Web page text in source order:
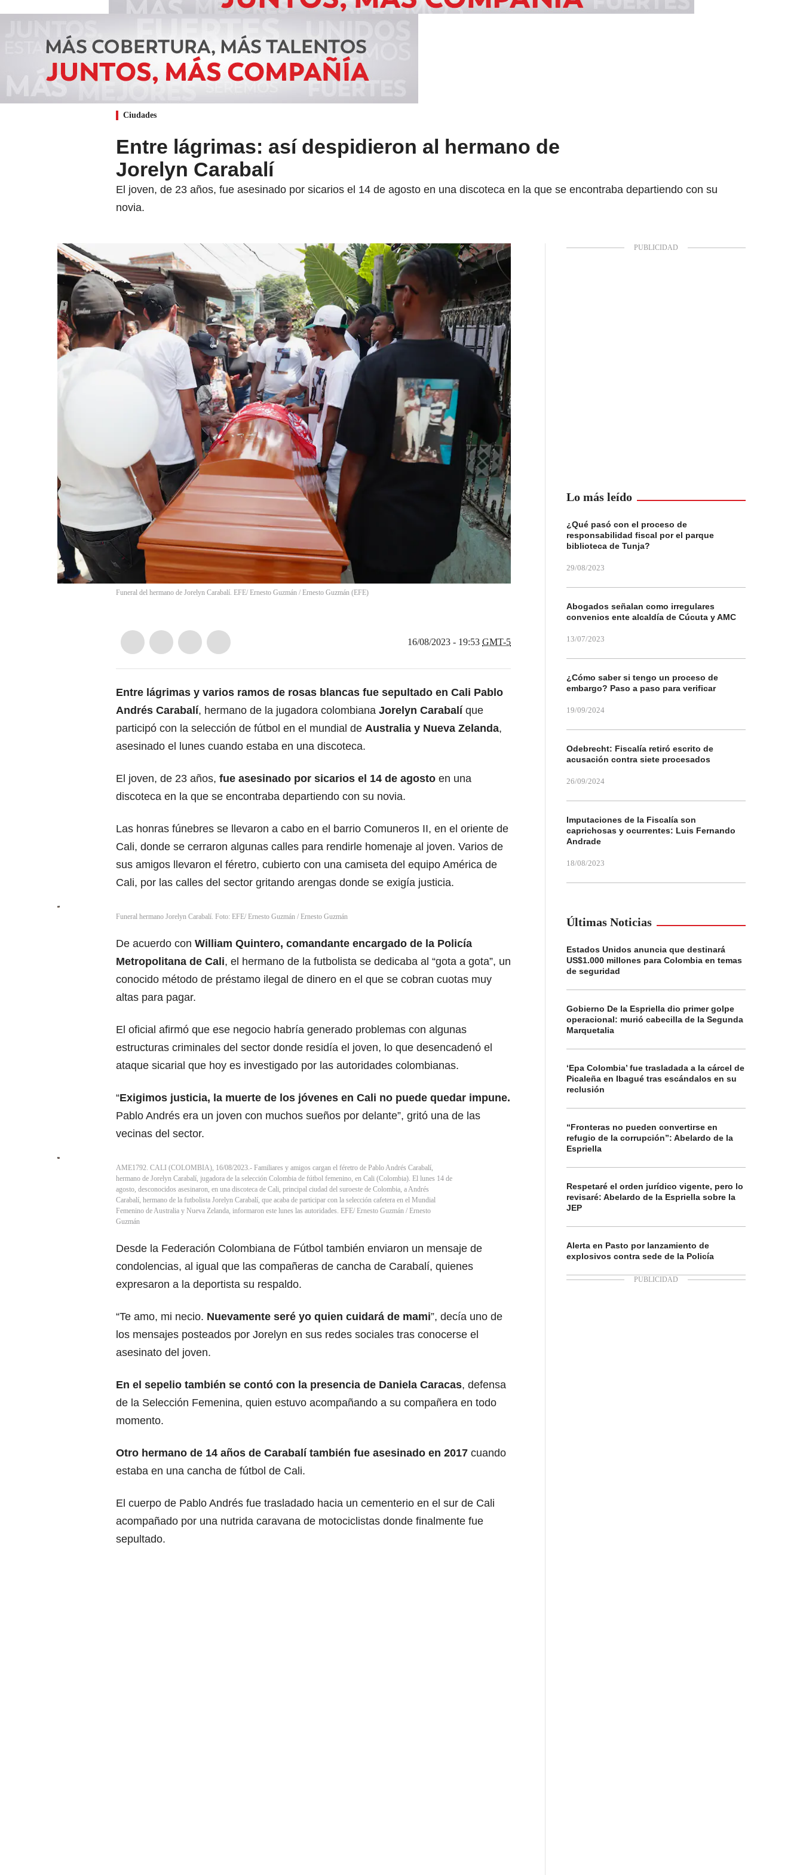
Ciudades
Entre lágrimas: así despidieron al hermano de
Jorelyn Carabalí
El joven, de 23 años, fue asesinado por sicarios el 14 de agosto en una discoteca en la que se encontraba departiendo con su
novia.
Funeral del hermano de Jorelyn Carabalí. EFE/ Ernesto Guzmán / Ernesto Guzmán (EFE)
16/08/2023 - 19:53 GMT-5
Entre lágrimas y varios ramos de rosas blancas fue sepultado en Cali Pablo
Andrés Carabalí, hermano de la jugadora colombiana Jorelyn Carabalí que
participó con la selección de fútbol en el mundial de Australia y Nueva Zelanda,
asesinado el lunes cuando estaba en una discoteca.
El joven, de 23 años, fue asesinado por sicarios el 14 de agosto en una
discoteca en la que se encontraba departiendo con su novia.
Las honras fúnebres se llevaron a cabo en el barrio Comuneros II, en el oriente de
Cali, donde se cerraron algunas calles para rendirle homenaje al joven. Varios de
sus amigos llevaron el féretro, cubierto con una camiseta del equipo América de
Cali, por las calles del sector gritando arengas donde se exigía justicia.
Funeral hermano Jorelyn Carabalí. Foto: EFE/ Ernesto Guzmán / Ernesto Guzmán
De acuerdo con William Quintero, comandante encargado de la Policía
Metropolitana de Cali, el hermano de la futbolista se dedicaba al “gota a gota”, un
conocido método de préstamo ilegal de dinero en el que se cobran cuotas muy
altas para pagar.
El oficial afirmó que ese negocio habría generado problemas con algunas
estructuras criminales del sector donde residía el joven, lo que desencadenó el
ataque sicarial que hoy es investigado por las autoridades colombianas.
“Exigimos justicia, la muerte de los jóvenes en Cali no puede quedar impune.
Pablo Andrés era un joven con muchos sueños por delante”, gritó una de las
vecinas del sector.
AME1792. CALI (COLOMBIA), 16/08/2023.- Familiares y amigos cargan el féretro de Pablo Andrés Carabalí,
hermano de Jorelyn Carabalí, jugadora de la selección Colombia de fútbol femenino, en Cali (Colombia). El lunes 14 de
agosto, desconocidos asesinaron, en una discoteca de Cali, principal ciudad del suroeste de Colombia, a Andrés
Carabalí, hermano de la futbolista Jorelyn Carabalí, que acaba de participar con la selección cafetera en el Mundial
Femenino de Australia y Nueva Zelanda, informaron este lunes las autoridades. EFE/ Ernesto Guzmán / Ernesto
Guzmán
Desde la Federación Colombiana de Fútbol también enviaron un mensaje de
condolencias, al igual que las compañeras de cancha de Carabalí, quienes
expresaron a la deportista su respaldo.
“Te amo, mi necio. Nuevamente seré yo quien cuidará de mami”, decía uno de
los mensajes posteados por Jorelyn en sus redes sociales tras conocerse el
asesinato del joven.
En el sepelio también se contó con la presencia de Daniela Caracas, defensa
de la Selección Femenina, quien estuvo acompañando a su compañera en todo
momento.
Otro hermano de 14 años de Carabalí también fue asesinado en 2017 cuando
estaba en una cancha de fútbol de Cali.
El cuerpo de Pablo Andrés fue trasladado hacia un cementerio en el sur de Cali
acompañado por una nutrida caravana de motociclistas donde finalmente fue
sepultado.
Lo más leído
¿Qué pasó con el proceso de
responsabilidad fiscal por el parque
biblioteca de Tunja?
29/08/2023
Abogados señalan como irregulares
convenios ente alcaldía de Cúcuta y AMC
13/07/2023
¿Cómo saber si tengo un proceso de
embargo? Paso a paso para verificar
19/09/2024
Odebrecht: Fiscalía retiró escrito de
acusación contra siete procesados
26/09/2024
Imputaciones de la Fiscalía son
caprichosas y ocurrentes: Luis Fernando
Andrade
18/08/2023
Últimas Noticias
Estados Unidos anuncia que destinará
US$1.000 millones para Colombia en temas
de seguridad
Gobierno De la Espriella dio primer golpe
operacional: murió cabecilla de la Segunda
Marquetalia
‘Epa Colombia’ fue trasladada a la cárcel de
Picaleña en Ibagué tras escándalos en su
reclusión
“Fronteras no pueden convertirse en
refugio de la corrupción”: Abelardo de la
Espriella
Respetaré el orden jurídico vigente, pero lo
revisaré: Abelardo de la Espriella sobre la
JEP
Alerta en Pasto por lanzamiento de
explosivos contra sede de la Policía